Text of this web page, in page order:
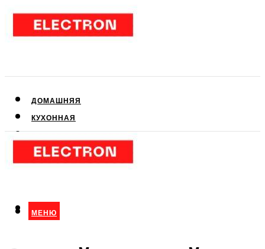
ДОМАШНЯЯ
КУХОННАЯ
КЛИМАТИЧЕСКАЯ
МЕНЮ
МЕНЮ